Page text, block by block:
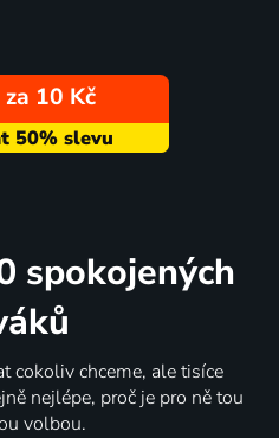
10 Kč
spokojených
cokoliv chceme, ale tisíce
nejlépe, proč je pro ně tou
volbou.